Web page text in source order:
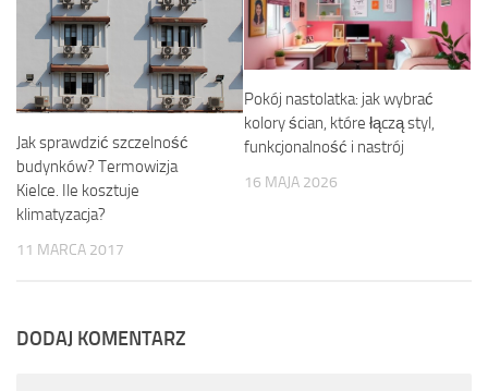
Jak sprawdzić szczelność
budynków? Termowizja
Kielce. Ile kosztuje
klimatyzacja?
11 MARCA 2017
Pokój nastolatka: jak wybrać
kolory ścian, które łączą styl,
funkcjonalność i nastrój
16 MAJA 2026
DODAJ KOMENTARZ